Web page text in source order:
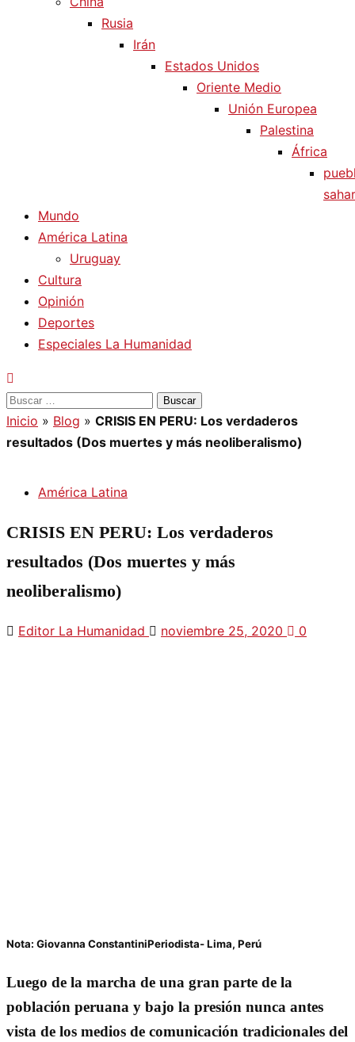
Rusia
Irán
Estados Unidos
Oriente Medio
Unión Europea
Palestina
África
Mundo
América Latina
Uruguay
Cultura
Opinión
Deportes
Especiales La Humanidad
Buscar:
Inicio » Blog » CRISIS EN PERU: Los verdaderos
resultados (Dos muertes y más neoliberalismo)
América Latina
CRISIS EN PERU: Los verdaderos
resultados (Dos muertes y más
neoliberalismo)
Editor La Humanidad noviembre 25, 2020 0
Nota: Giovanna ConstantiniPeriodista- Lima, Perú
Luego de la marcha de una gran parte de la
población peruana y bajo la presión nunca antes
vista de los medios de comunicación tradicionales del